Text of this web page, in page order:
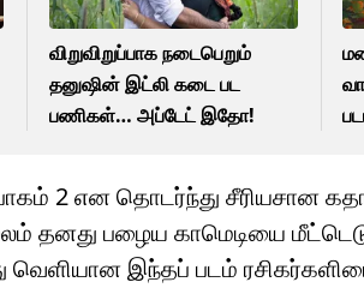
விறுவிறுப்பாக நடைபெறும்
தனுஷின் இட்லி கடை பட
பணிகள்… அப்டேட் இதோ!
2 என தொடர்ந்து சீரியசான
தனது பழைய காமெடியை
இந்தப் படம்